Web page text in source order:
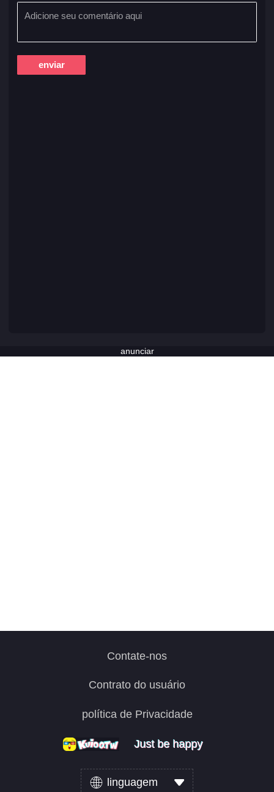
enviar
anunciar
Contate-nos
Contrato do usuário
política de Privacidade
Just be happy
Just be happy
Just be happy
linguagem